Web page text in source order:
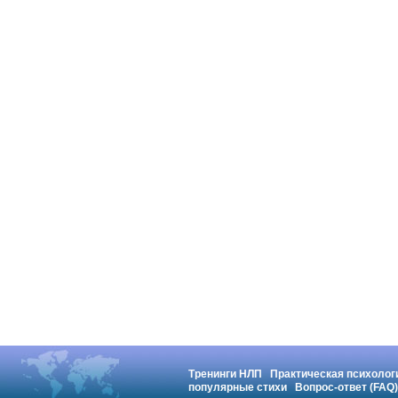
Тренинги НЛП
Практическая
популярные стихи
Вопрос-ответ (FAQ)